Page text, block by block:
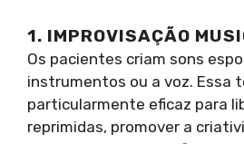
1. IMPROVISAÇÃO
Os pacientes criam sons
instrumentos ou a voz. Essa
particularmente eficaz para
reprimidas, promover a